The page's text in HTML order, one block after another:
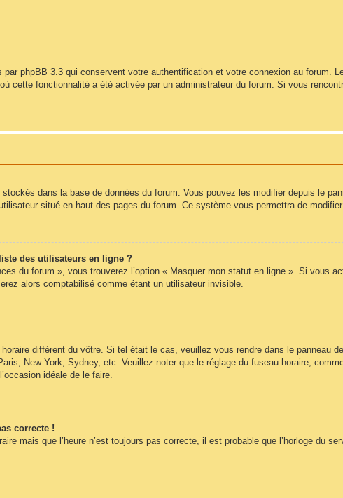
phpBB 3.3 qui conservent votre authentification et votre connexion au forum.
cette fonctionnalité a été activée par un administrateur du forum. Si vous
dans la base de données du forum. Vous pouvez les modifier depuis le
situé en haut des pages du forum. Ce système vous permettra de
des utilisateurs en ligne ?
du forum », vous trouverez l’option « Masquer mon statut en ligne ». Si vous
alors comptabilisé comme étant un utilisateur invisible.
différent du vôtre. Si tel était le cas, veuillez vous rendre dans le panneau
New York, Sydney, etc. Veuillez noter que le réglage du fuseau horaire,
idéale de le faire.
correcte !
mais que l’heure n’est toujours pas correcte, il est probable que l’horloge du